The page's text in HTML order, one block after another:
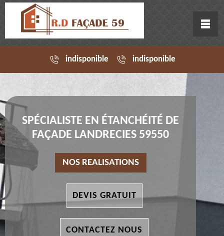
indisponible indisponible
SPÉCIALISTE EN ÉTANCHÉITÉ DE
FAÇADE LANDRECIES 59550
NOS REALISATIONS
DEVIS GRATUIT
CONTACTEZ NOUS